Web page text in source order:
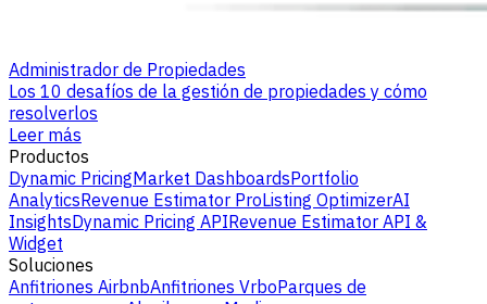
Administrador de Propiedades
Los 10 desafíos de la gestión de propiedades y cómo
resolverlos
Leer más
Productos
Dynamic PricingMarket DashboardsPortfolio
AnalyticsRevenue Estimator ProListing OptimizerAI
InsightsDynamic Pricing APIRevenue Estimator API &
Widget
Soluciones
Anfitriones AirbnbAnfitriones VrboParques de